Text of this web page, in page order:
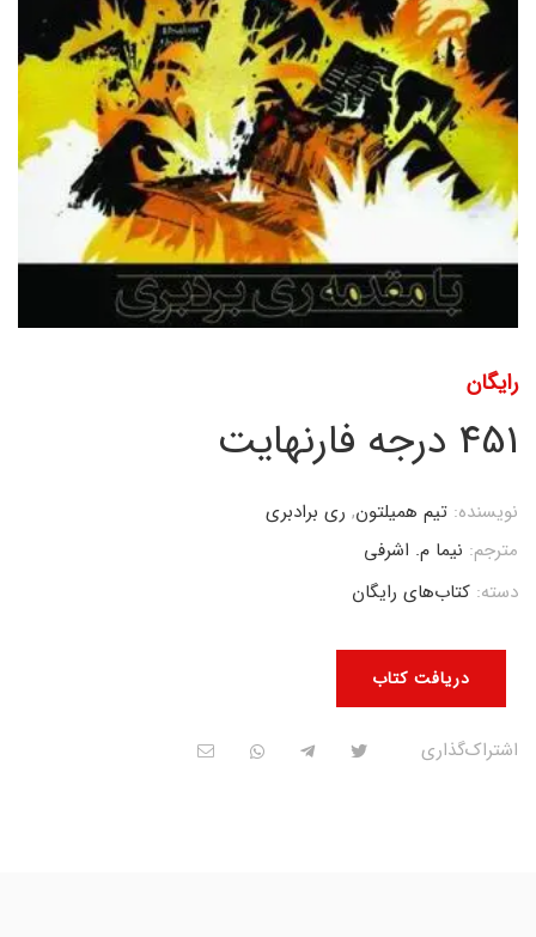
رایگان
451 درجه فارنهایت
دریافت کتاب
نویسنده: تیم همیلتون, ری برادبری
مترجم: نیما م. اشرفی
دسته: کتاب‌های رایگان
اشتراک‌گذاری